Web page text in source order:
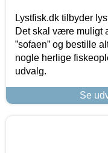
Lystfisk.dk tilbyder
Det skal være muligt
”sofaen” og bestille
nogle herlige
udvalg.
Se